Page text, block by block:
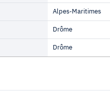
Alpes-Maritimes
Drôme
Drôme